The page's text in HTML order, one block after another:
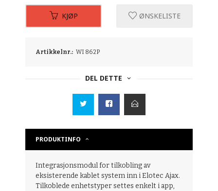
KJØP ØNSKELISTE
Artikkelnr.: WI 862P
DEL DETTE
PRODUKTINFO
Integrasjonsmodul for tilkobling av
eksisterende kablet system inn i Elotec Ajax.
Tilkoblede enhetstyper settes enkelt i app,